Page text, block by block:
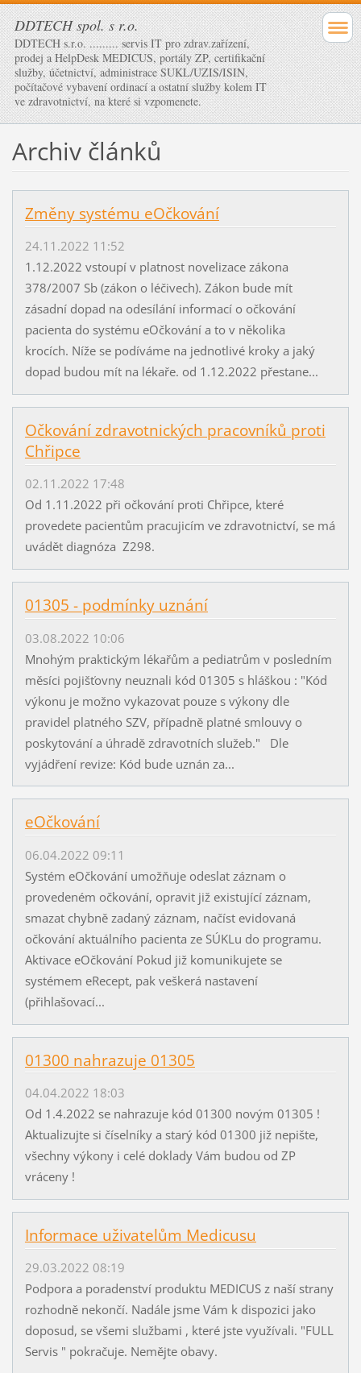
DDTECH spol. s r.o.
DDTECH s.r.o. ......... servis IT pro zdrav.zařízení,
prodej a HelpDesk MEDICUS, portály ZP, certifikační
služby, účetnictví, administrace SUKL/UZIS/ISIN,
počítačové vybavení ordinací a ostatní služby kolem IT
ve zdravotnictví, na které si vzpomenete.
Archiv článků
Změny systému eOčkování
24.11.2022 11:52
1.12.2022 vstoupí v platnost novelizace zákona
378/2007 Sb (zákon o léčivech). Zákon bude mít
zásadní dopad na odesílání informací o očkování
pacienta do systému eOčkování a to v několika
krocích. Níže se podíváme na jednotlivé kroky a jaký
dopad budou mít na lékaře. od 1.12.2022 přestane...
Očkování zdravotnických pracovníků proti
Chřipce
02.11.2022 17:48
Od 1.11.2022 při očkování proti Chřipce, které
provedete pacientům pracujicím ve zdravotnictví, se má
uvádět diagnóza Z298.
01305 - podmínky uznání
03.08.2022 10:06
Mnohým praktickým lékařům a pediatrům v posledním
měsíci pojišťovny neuznali kód 01305 s hláškou : "Kód
výkonu je možno vykazovat pouze s výkony dle
pravidel platného SZV, případně platné smlouvy o
poskytování a úhradě zdravotních služeb." Dle
vyjádření revize: Kód bude uznán za...
eOčkování
06.04.2022 09:11
Systém eOčkování umožňuje odeslat záznam o
provedeném očkování, opravit již existující záznam,
smazat chybně zadaný záznam, načíst evidovaná
očkování aktuálního pacienta ze SÚKLu do programu.
Aktivace eOčkování Pokud již komunikujete se
systémem eRecept, pak veškerá nastavení
(přihlašovací...
01300 nahrazuje 01305
04.04.2022 18:03
Od 1.4.2022 se nahrazuje kód 01300 novým 01305 !
Aktualizujte si číselníky a starý kód 01300 již nepište,
všechny výkony i celé doklady Vám budou od ZP
vráceny !
Informace uživatelům Medicusu
29.03.2022 08:19
Podpora a poradenství produktu MEDICUS z naší strany
rozhodně nekončí. Nadále jsme Vám k dispozici jako
doposud, se všemi službami , které jste využívali. "FULL
Servis " pokračuje. Nemějte obavy.